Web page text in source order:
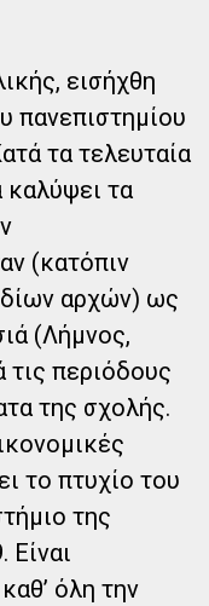
εισήχθη
πανεπιστημίου
τα τελευταία
τα
(κατόπιν
αρχών) ως
(Λήμνος,
τις περιόδους
της σχολής.
το πτυχίο του
της
όλη την